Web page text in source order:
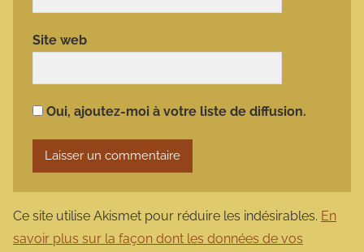
Site web
Oui, ajoutez-moi à votre liste de diffusion.
Ce site utilise Akismet pour réduire les indésirables. En
savoir plus sur la façon dont les données de vos